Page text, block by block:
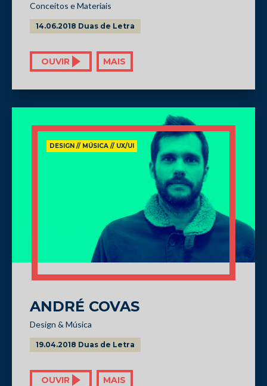
Conceitos e Materiais
14.06.2018 Duas de Letra
OUVIR MAIS
DESIGN // MÚSICA // UX/UI
ANDRÉ COVAS
Design & Música
19.04.2018 Duas de Letra
OUVIR MAIS